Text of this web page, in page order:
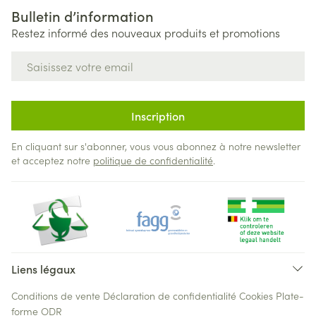
Bulletin d’information
Restez informé des nouveaux produits et promotions
Inscription
En cliquant sur s'abonner, vous vous abonnez à notre newsletter
et acceptez notre politique de confidentialité.
Liens légaux
Conditions de vente Déclaration de confidentialité Cookies Plate-
forme ODR